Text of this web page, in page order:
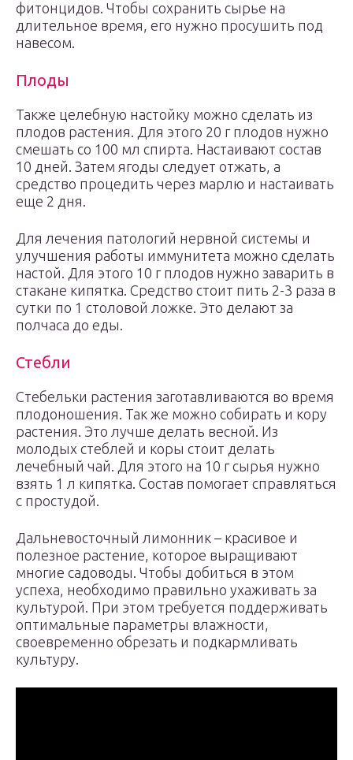
фитонцидов. Чтобы сохранить сырье на
длительное время, его нужно просушить под
навесом.
Плоды
Также целебную настойку можно сделать из
плодов растения. Для этого 20 г плодов нужно
смешать со 100 мл спирта. Настаивают состав
10 дней. Затем ягоды следует отжать, а
средство процедить через марлю и настаивать
еще 2 дня.
Для лечения патологий нервной системы и
улучшения работы иммунитета можно сделать
настой. Для этого 10 г плодов нужно заварить в
стакане кипятка. Средство стоит пить 2-3 раза в
сутки по 1 столовой ложке. Это делают за
полчаса до еды.
Стебли
Стебельки растения заготавливаются во время
плодоношения. Так же можно собирать и кору
растения. Это лучше делать весной. Из
молодых стеблей и коры стоит делать
лечебный чай. Для этого на 10 г сырья нужно
взять 1 л кипятка. Состав помогает справляться
с простудой.
Дальневосточный лимонник – красивое и
полезное растение, которое выращивают
многие садоводы. Чтобы добиться в этом
успеха, необходимо правильно ухаживать за
культурой. При этом требуется поддерживать
оптимальные параметры влажности,
своевременно обрезать и подкармливать
культуру.